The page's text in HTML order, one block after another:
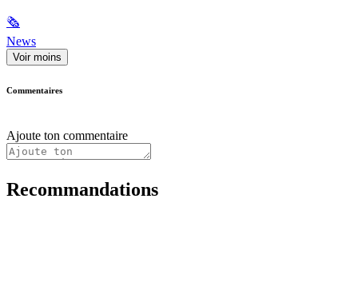
🗞
News
Voir moins
Commentaires
Ajoute ton commentaire
Recommandations